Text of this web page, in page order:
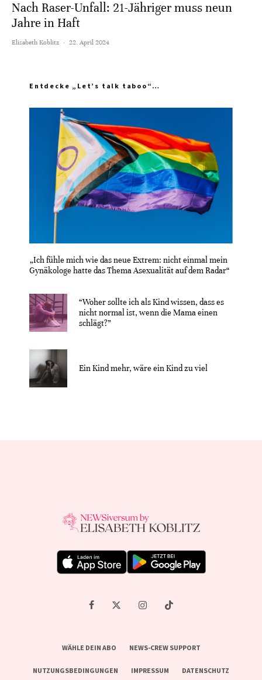
Nach Raser-Unfall: 21-Jähriger muss neun
Jahre in Haft
Elisabeth Koblitz · 22. April 2024
Entdecke „Let’s talk taboo“…
„Ich fühle mich wie das neue Extrem: nicht einmal mein
Gynäkologe hatte das Thema Asexualität auf dem Radar“
“Woher sollte ich als Kind wissen, dass es
nicht normal ist, wenn die Mama einen
schlägt?”
Ein Kind mehr, wäre ein Kind zu viel
WÄHLE DEIN ABO NEWS-CREW SUPPORT
NUTZUNGSBEDINGUNGEN IMPRESSUM DATENSCHUTZ